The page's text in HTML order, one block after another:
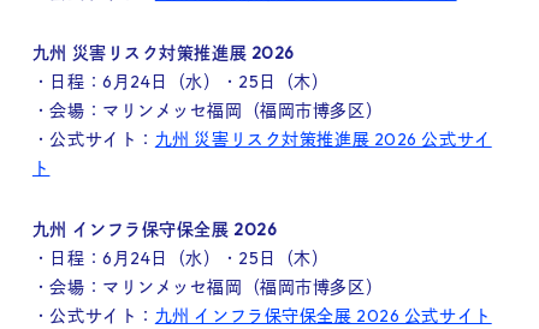
九州 災害リスク対策推進展 2026
・日程：6月24日（水）・25日（木）
・会場：マリンメッセ福岡（福岡市博多区）
・公式サイト： 九州 災害リスク対策推進展 2026 公式サイ
ト
九州 インフラ保守保全展 2026
・日程：6月24日（水）・25日（木）
・会場：マリンメッセ福岡（福岡市博多区）
・公式サイト： 九州 インフラ保守保全展 2026 公式サイト